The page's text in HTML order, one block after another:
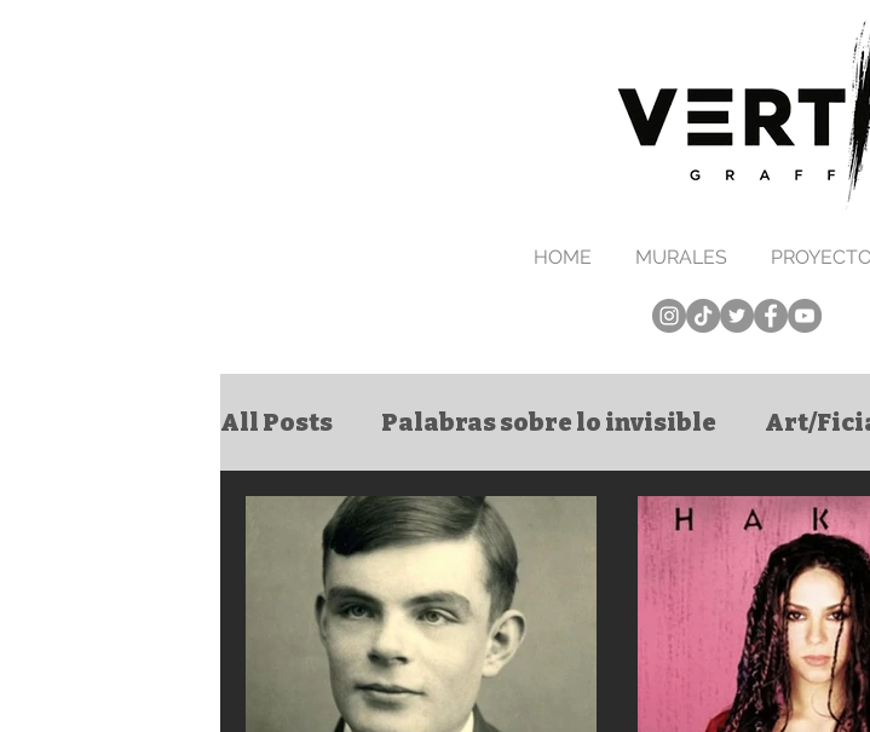
HOME MURALES
All Posts Palabras sobre lo invisible Art/